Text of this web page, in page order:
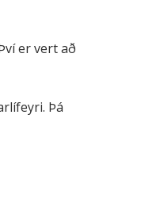
er vert að
Þá